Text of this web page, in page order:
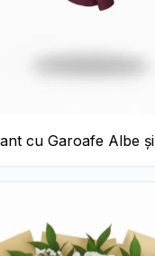
cu Garoafe Albe și